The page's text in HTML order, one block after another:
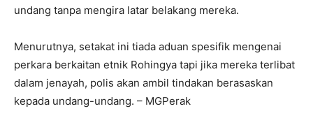
undang tanpa mengira latar belakang mereka.
Menurutnya, setakat ini tiada aduan spesifik mengenai
perkara berkaitan etnik Rohingya tapi jika mereka terlibat
dalam jenayah, polis akan ambil tindakan berasaskan
kepada undang-undang. – MGPerak